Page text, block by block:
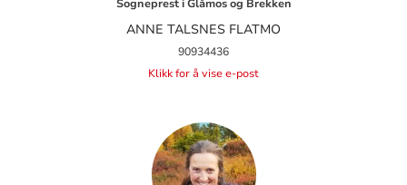
Sogneprest i Glåmos og Brekken
ANNE TALSNES FLATMO
90934436
Klikk for å vise e-post